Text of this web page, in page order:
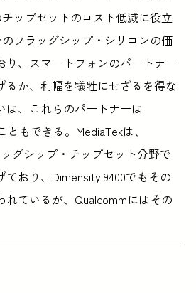
ップセットのコスト低減に役立
フラッグシップ・シリコンの価
り、スマートフォンのパートナー
るか、利幅を犠牲にせざるを得な
は、これらのパートナーは
もできる。MediaTekは、
グシップ・チップセット分野で
おり、Dimensity 9400でもその
れているが、Qualcommにはその